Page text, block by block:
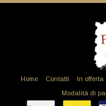
Home Contatti In offerta
Modalità di